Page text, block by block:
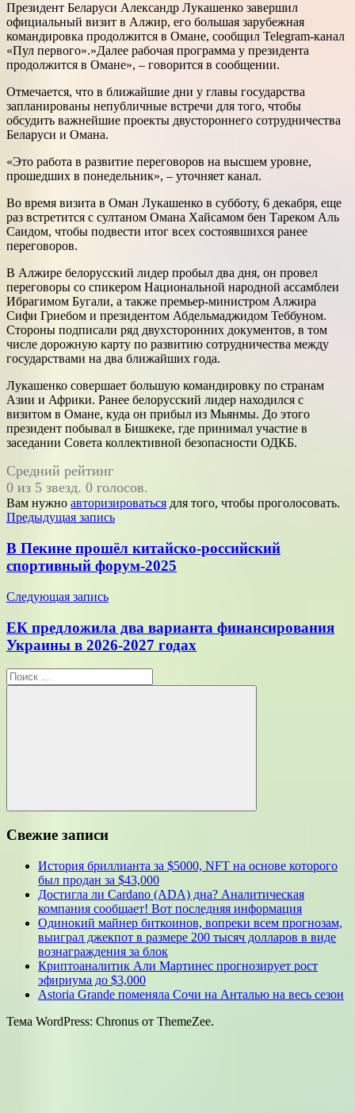
Президент Беларуси Александр Лукашенко завершил
официальный визит в Алжир, его большая зарубежная
командировка продолжится в Омане, сообщил Telegram-канал
«Пул первого».»Далее рабочая программа у президента
продолжится в Омане», – говорится в сообщении.
Отмечается, что в ближайшие дни у главы государства
запланированы непубличные встречи для того, чтобы
обсудить важнейшие проекты двустороннего сотрудничества
Беларуси и Омана.
«Это работа в развитие переговоров на высшем уровне,
прошедших в понедельник», – уточняет канал.
Во время визита в Оман Лукашенко в субботу, 6 декабря, еще
раз встретится с султаном Омана Хайсамом бен Тареком Аль
Саидом, чтобы подвести итог всех состоявшихся ранее
переговоров.
В Алжире белорусский лидер пробыл два дня, он провел
переговоры со спикером Национальной народной ассамблеи
Ибрагимом Бугали, а также премьер-министром Алжира
Сифи Гриебом и президентом Абдельмаджидом Теббуном.
Стороны подписали ряд двухсторонних документов, в том
числе дорожную карту по развитию сотрудничества между
государствами на два ближайших года.
Лукашенко совершает большую командировку по странам
Азии и Африки. Ранее белорусский лидер находился с
визитом в Омане, куда он прибыл из Мьянмы. До этого
президент побывал в Бишкеке, где принимал участие в
заседании Совета коллективной безопасности ОДКБ.
Средний рейтинг
0 из 5 звезд. 0 голосов.
Вам нужно авторизироваться для того, чтобы проголосовать.
Навигация
по
записям
Предыдущая запись
В Пекине прошёл китайско-российский
спортивный форум-2025
Следующая запись
ЕК предложила два варианта финансирования
Украины в 2026-2027 годах
Поиск
для:
Поиск
Свежие записи
История бриллианта за $5000, NFT на основе которого
был продан за $43,000
Достигла ли Cardano (ADA) дна? Аналитическая
компания сообщает! Вот последняя информация
Одинокий майнер биткоинов, вопреки всем прогнозам,
выиграл джекпот в размере 200 тысяч долларов в виде
вознаграждения за блок
Криптоаналитик Али Мартинес прогнозирует рост
эфириума до $3,000
Astoria Grande поменяла Сочи на Анталью на весь сезон
Тема WordPress: Chronus от ThemeZee.